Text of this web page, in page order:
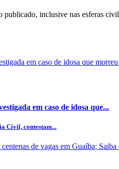
inclusive nas esferas
em caso de idosa que...
Civil, contestam...